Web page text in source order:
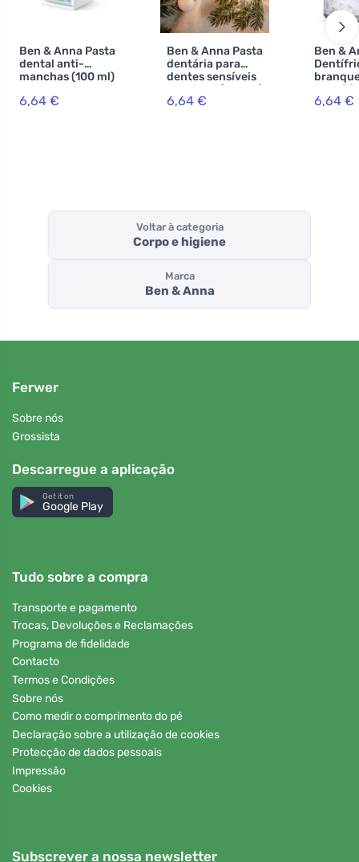
Ben & Anna Pasta
dental anti-
manchas (100 ml)
- deixa uma
sensação de
6,64 €
Ben & Anna Pasta
dentária para
dentes sensíveis
Sensitive (100 ml)
6,64 €
Ben &
com
ml) -
6,64 €
Voltar à categoria
Corpo e higiene
Marca
Ben & Anna
Ferwer
Sobre nós
Grossista
Descarregue a aplicação
Get it on
Google Play
Tudo sobre a compra
Transporte e pagamento
Trocas, Devoluções e Reclamações
Programa de fidelidade
Contacto
Termos e Condições
Sobre nós
Como medir o comprimento do pé
Declaração sobre a utilização de cookies
Protecção de dados pessoais
Impressão
Cookies
Subscrever a nossa newsletter